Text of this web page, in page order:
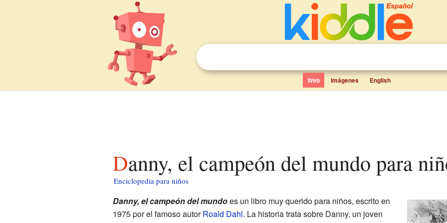
Web Imágenes English
Danny, el campeón del mundo para
Enciclopedia para niños
Danny, el campeón del mundoes un libro muy querido para niños, escrito en
1975 por el famoso autorRoald Dahl. La historia trata sobre Danny, un joven